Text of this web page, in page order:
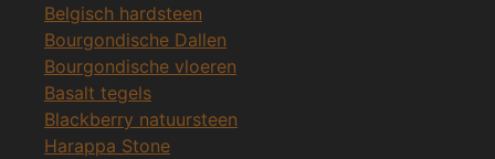
Belgisch hardsteen
Bourgondische Dallen
Bourgondische vloeren
Basalt tegels
Blackberry natuursteen
Harappa Stone